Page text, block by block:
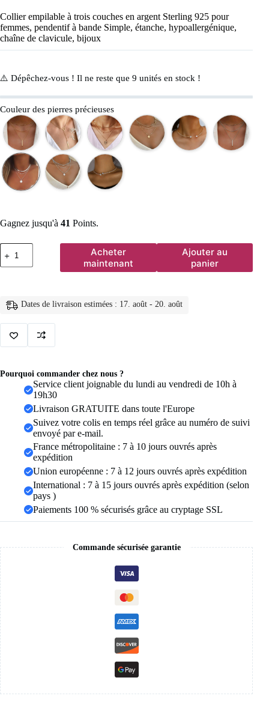
Collier empilable à trois couches en argent Sterling 925 pour
femmes, pendentif à bande Simple, étanche, hypoallergénique,
chaîne de clavicule, bijoux
⚠️ Dépêchez-vous ! Il ne reste que 9 unités en stock !
Couleur des pierres précieuses
Gagnez jusqu'à 41 Points.
quantité
de
Collier
couches
Sterling
925
femmes,
pendentif
Simple,
hypoallergénique,
clavicule,
Acheter
maintenant
Ajouter au
panier
Dates de livraison estimées : 17. août - 20. août
Pourquoi commander chez nous ?
Service client joignable du lundi au vendredi de 10h à
19h30
Livraison GRATUITE dans toute l'Europe
Suivez votre colis en temps réel grâce au numéro de suivi
envoyé par e-mail.
France métropolitaine : 7 à 10 jours ouvrés après
expédition
Union européenne : 7 à 12 jours ouvrés après expédition
International : 7 à 15 jours ouvrés après expédition (selon
pays )
Paiements 100 % sécurisés grâce au cryptage SSL
Commande sécurisée garantie